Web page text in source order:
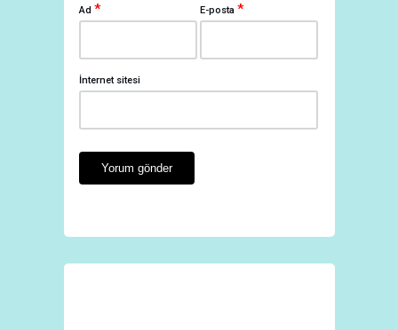
Ad * E-posta*
İnternet sitesi